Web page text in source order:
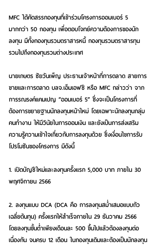
MFC ได้คัดสรรกองทุนที่เข้าร่วมโครงการออมเบอร์ 5
มากกว่า 50 กองทุน เพื่อตอบโจทย์ความต้องการของนัก
ลงทุน มีทั้งกองทุนรวมตราสารหนี้ กองทุนรวมตราสารทุน
รวมไปถึงกองทุนรวมต่างประเทศ
นายเกษตร ชัยวันเพ็ญ ประธานเจ้าหน้าที่การตลาด สายการ
ขายและการตลาด บลจ.เอ็มเอฟซี หรือ MFC กล่าวว่า จาก
การรณรงค์แคมเปญ “ออมเบอร์ 5” ซึ่งจะเป็นโครงการที่
ต้องการขยายฐานนักลงทุนหน้าใหม่ โดยเฉพาะนักลงทุนกลุ่ม
คนทำงาน ให้มีวินัยในการออมเงิน และยังเป็นการส่งเสริม
ความรู้ความเข้าใจเกี่ยวกับการลงทุนด้วย ซึ่งเงื่อนไขการรับ
โปรโมชันของโครงการ มีดังนี้
1. เปิดบัญชีใหม่และลงทุนครั้งแรก 5,000 บาท ภายใน 30
พฤศจิกายน 2566
2. ลงทุนแบบ DCA (DCA คือ การลงทุนสม่ำเสมอแบบถัว
เฉลี่ยต้นทุน) ครั้งแรกให้สำเร็จภายใน 29 ธันวาคม 2566
โดยลงทุนขั้นต่ำเพียงเดือนละ 500 ขึ้นไปแล้วต้องลงทุนต่อ
เนื่องกัน จนครบ 12 เดือน ในกองทุนเดิมและต้องเป็นนักลงทุน